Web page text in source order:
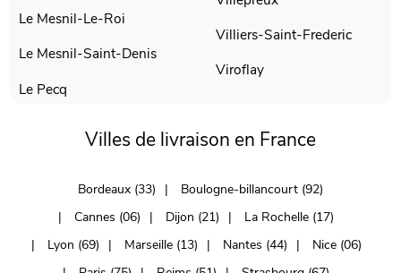
Le Mesnil-Le-Roi
Le Mesnil-Saint-Denis
Le Pecq
Villiers-Saint-Frederic
Viroflay
Villes de livraison en France
Bordeaux (33)
Boulogne-billancourt (92)
Cannes (06)
Dijon (21)
La Rochelle (17)
Lyon (69)
Marseille (13) Nantes (44)
Nice (06)